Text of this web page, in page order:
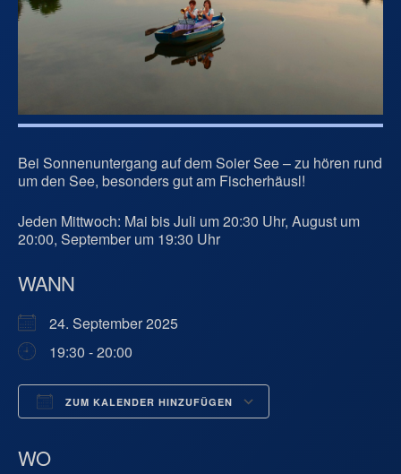
Bei Sonnenuntergang auf dem Soier See – zu hören rund
um den See, besonders gut am Fischerhäusl!
Jeden Mittwoch: Mai bis Juli um 20:30 Uhr, August um
20:00, September um 19:30 Uhr
WANN
24. September 2025
19:30 - 20:00
ZUM KALENDER HINZUFÜGEN
WO